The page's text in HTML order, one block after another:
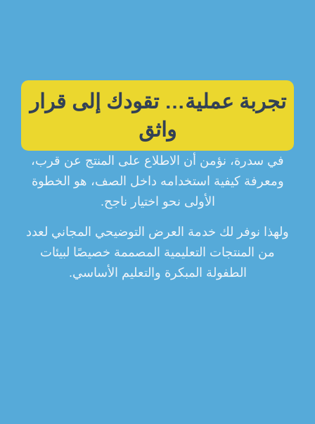
تجربة عملية… تقودك إلى قرار
واثق
في سدرة، نؤمن أن الاطلاع على المنتج عن قرب،
ومعرفة كيفية استخدامه داخل الصف، هو الخطوة
الأولى نحو اختيار ناجح.
ولهذا نوفر لك خدمة العرض التوضيحي المجاني لعدد
من المنتجات التعليمية المصممة خصيصًا لبيئات
الطفولة المبكرة والتعليم الأساسي.